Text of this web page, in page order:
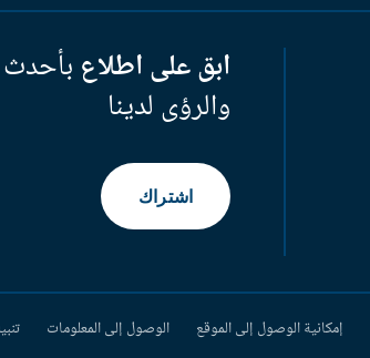
ابق على اطلاع بأحدث
والرؤى لدينا
اشتراك
إمكانية الوصول إلى الموقع الوصول إلى المعلومات